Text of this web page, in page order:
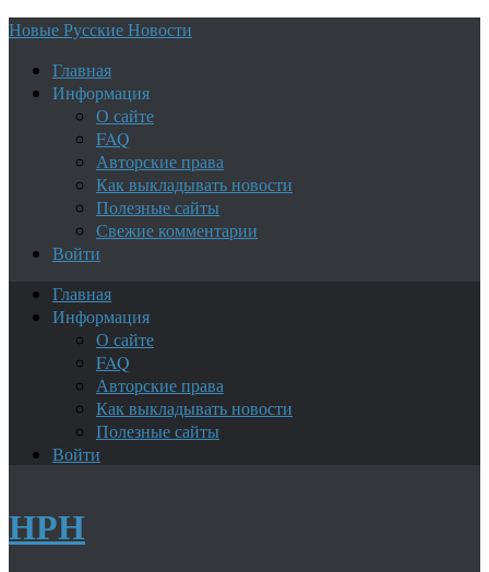
Новые Русские Новости
Главная
Информация
О сайте
FAQ
Авторские права
Как выкладывать новости
Полезные сайты
Свежие комментарии
Войти
Главная
Информация
О сайте
FAQ
Авторские права
Как выкладывать новости
Полезные сайты
Войти
НРН